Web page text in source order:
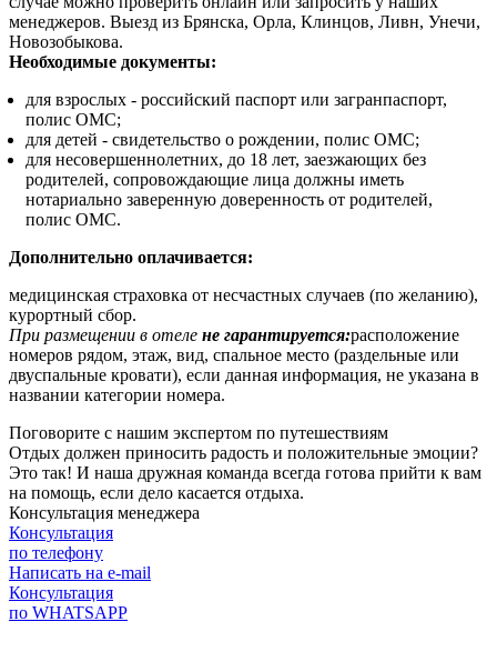
менеджеров. Выезд из Брянска, Орла, Клинцов, Ливн, Унечи,
Новозобыкова.
Необходимые документы:
для взрослых - российский паспорт или загранпаспорт,
полис ОМС;
для детей - свидетельство о рождении, полис ОМС;
для несовершеннолетних, до 18 лет, заезжающих без
родителей, сопровождающие лица должны иметь
нотариально заверенную доверенность от родителей,
полис ОМС.
Дополнительно оплачивается:
медицинская страховка от несчастных случаев (по желанию),
курортный сбор.
При размещении в отеле не гарантируется:расположение
номеров рядом, этаж, вид, спальное место (раздельные или
двуспальные кровати), если данная информация, не указана в
названии категории номера.
Поговорите с нашим экспертом по путешествиям
Отдых должен приносить радость и положительные эмоции?
Это так! И наша дружная команда всегда готова прийти к вам
на помощь, если дело касается отдыха.
Консультация менеджера
Консультация
по телефону
Написать на e-mail
Консультация
по WHATSAPP